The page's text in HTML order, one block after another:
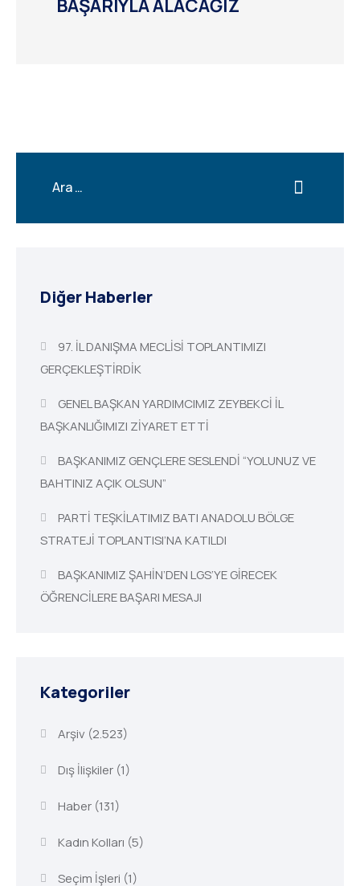
BAŞARIYLA ALACAĞIZ
Diğer Haberler
97. İL DANIŞMA MECLİSİ TOPLANTIMIZI
GERÇEKLEŞTİRDİK
GENEL BAŞKAN YARDIMCIMIZ ZEYBEKCİ İL
BAŞKANLIĞIMIZI ZİYARET ETTİ
BAŞKANIMIZ GENÇLERE SESLENDİ “YOLUNUZ VE
BAHTINIZ AÇIK OLSUN”
PARTİ TEŞKİLATIMIZ BATI ANADOLU BÖLGE
STRATEJİ TOPLANTISI’NA KATILDI
BAŞKANIMIZ ŞAHİN’DEN LGS’YE GİRECEK
ÖĞRENCİLERE BAŞARI MESAJI
Kategoriler
Arşiv (2.523)
Dış İlişkiler(1)
Haber(131)
Kadın Kolları (5)
Seçim İşleri (1)